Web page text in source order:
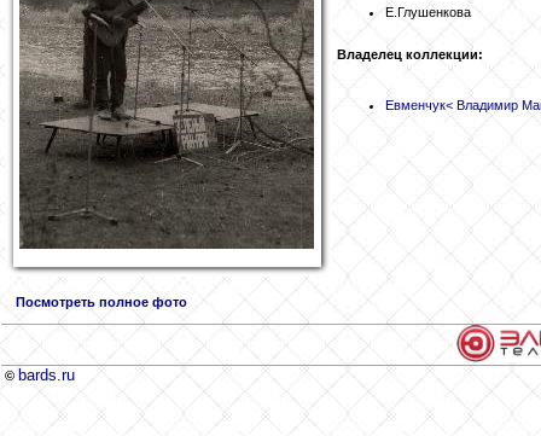
Е.Глушенкова
Владелец коллекции:
Евменчук< Владимир
Посмотреть полное фото
© bards.ru